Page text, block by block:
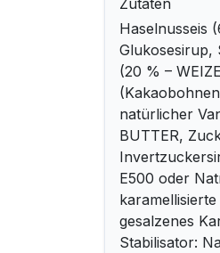
Zutaten
Haselnusseis
Glukosesirup,
(20 % –
natürlicher
BUTTER,
E500 oder
gesalzenes
Stabilisator: